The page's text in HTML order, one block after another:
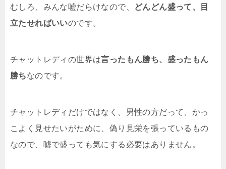
むしろ、みんな嘘だらけなので、
どんどん盛って、目
立たせればいいのです。
チャットレディの世界は言ったもん勝ち、盛ったもん
勝ちなのです。
チャットレディだけではなく、男性の方だって、かっ
こよく見せたいがために、偽り見栄を張っているもの
なので、嘘で盛っても気にする必要はありません。